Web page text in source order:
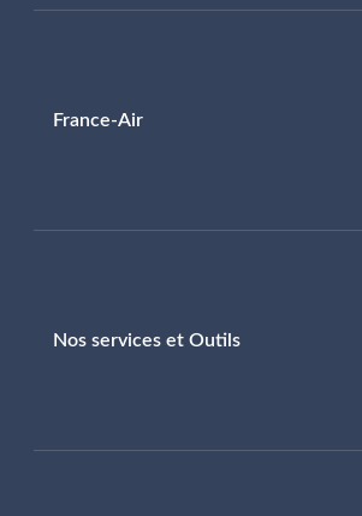
France-Air
Nos services et Outils